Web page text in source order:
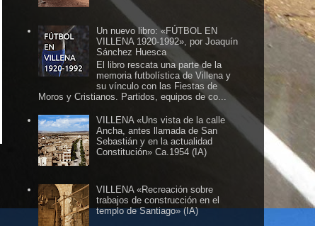
Un nuevo libro: «FÚTBOL EN
VILLENA 1920-1992», por Joaquín
Sánchez Huesca
El libro rescata una parte de la
memoria futbolística de Villena y
su vínculo con las Fiestas de
Moros y Cristianos. Partidos, equipos de co...
VILLENA «Uns vista de la calle
Ancha, antes llamada de San
Sebastián y en la actualidad
Constitución» Ca.1954 (IA)
VILLENA «Recreación sobre
trabajos de construcción en el
templo de Santiago» (IA)